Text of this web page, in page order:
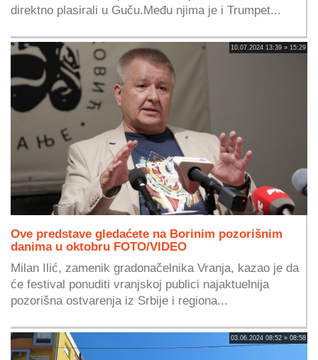
direktno plasirali u Guču.Među njima je i Trumpet...
10.07.2024 13:39 » 15:29
Ove predstave gledaćete na Borinim pozorišnim
danima u oktobru FOTO/VIDEO
Milan Ilić, zamenik gradonačelnika Vranja, kazao je da
će festival ponuditi vranjskoj publici najaktuelnija
pozorišna ostvarenja iz Srbije i regiona...
03.06.2024 08:52 » 08:58